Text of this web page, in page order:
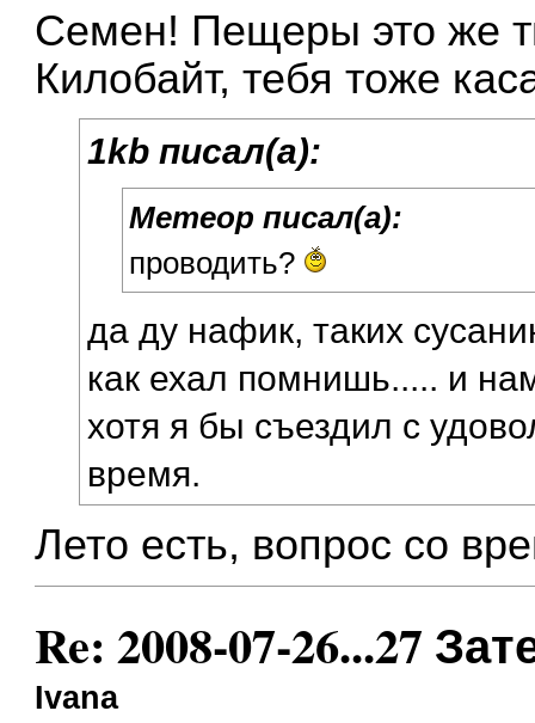
Семен! Пещеры это же
Килобайт, тебя тоже
1kb писал(а):
Метеор писал(а):
проводить?
да ду нафик, таких
как ехал помнишь..... и
хотя я бы съездил с
время.
Лето есть, вопрос со
Re: 2008-07-26...27
Ivana